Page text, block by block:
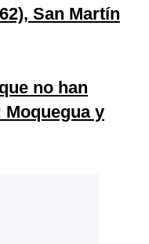
San Martín
no han
y